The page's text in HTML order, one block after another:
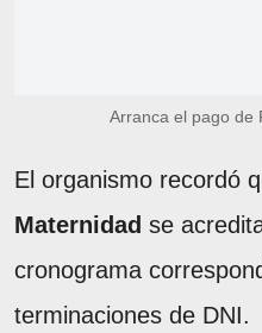
Arranca el pago de
El organismo recordó
Maternidad se
cronograma
terminaciones de DNI.